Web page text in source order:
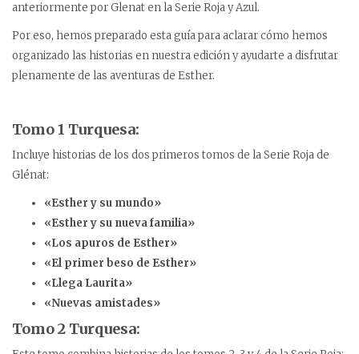
anteriormente por Glenat en la Serie Roja y Azul.
Por eso, hemos preparado esta guía para aclarar cómo hemos
organizado las historias en nuestra edición y ayudarte a disfrutar
plenamente de las aventuras de Esther.
Tomo 1 Turquesa:
Incluye historias de los dos primeros tomos de la Serie Roja de
Glénat:
«Esther y su mundo»
«Esther y su nueva familia»
«Los apuros de Esther»
«El primer beso de Esther»
«Llega Laurita»
«Nuevas amistades»
Tomo 2 Turquesa: